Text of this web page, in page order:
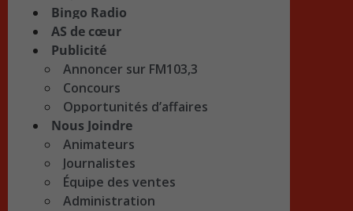
Bingo Radio
AS de cœur
Publicité
Annoncer sur FM103,3
Concours
Opportunités d’affaires
Nous Joindre
Animateurs
Journalistes
Équipe des ventes
Administration